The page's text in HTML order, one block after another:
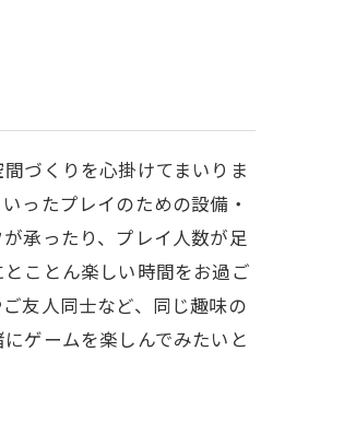
づくりを心掛けてまいりま
ったプレイのための設備・
承ったり、プレイ人数が足
ことん楽しい時間をお過ご
友人同士など、同じ趣味の
ゲームを楽しんでみたいと